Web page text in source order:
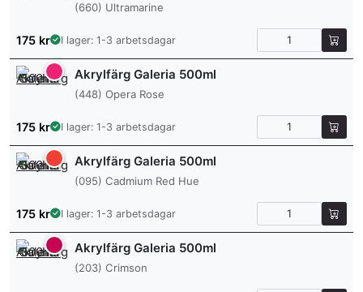
(660) Ultramarine
175 kr I lager: 1-3 arbetsdagar
Akrylfärg Galeria 500ml
(448) Opera Rose
175 kr I lager: 1-3 arbetsdagar
Akrylfärg Galeria 500ml
(095) Cadmium Red Hue
175 kr I lager: 1-3 arbetsdagar
Akrylfärg Galeria 500ml
(203) Crimson